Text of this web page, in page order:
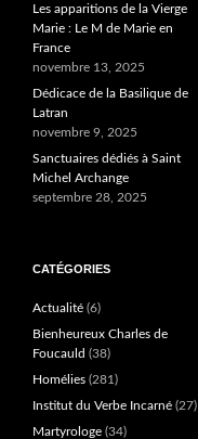
Les apparitions de la Vierge
Marie : Le M de Marie en
France
novembre 13, 2025
Dédicace de la Basilique de
Latran
novembre 9, 2025
Sanctuaires dédiés à Saint
Michel Archange
septembre 28, 2025
CATÉGORIES
Actualité (6)
Bienheureux Charles de
Foucauld (38)
Homélies (281)
Institut du Verbe Incarné (27)
Martyrologe (34)